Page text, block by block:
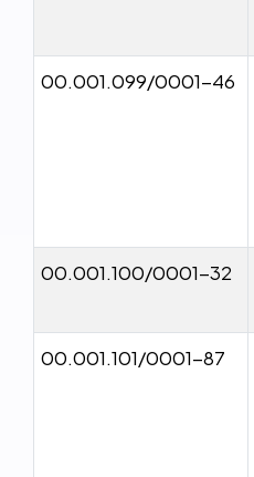
00.001.099/0001-46
00.001.100/0001-32
00.001.101/0001-87